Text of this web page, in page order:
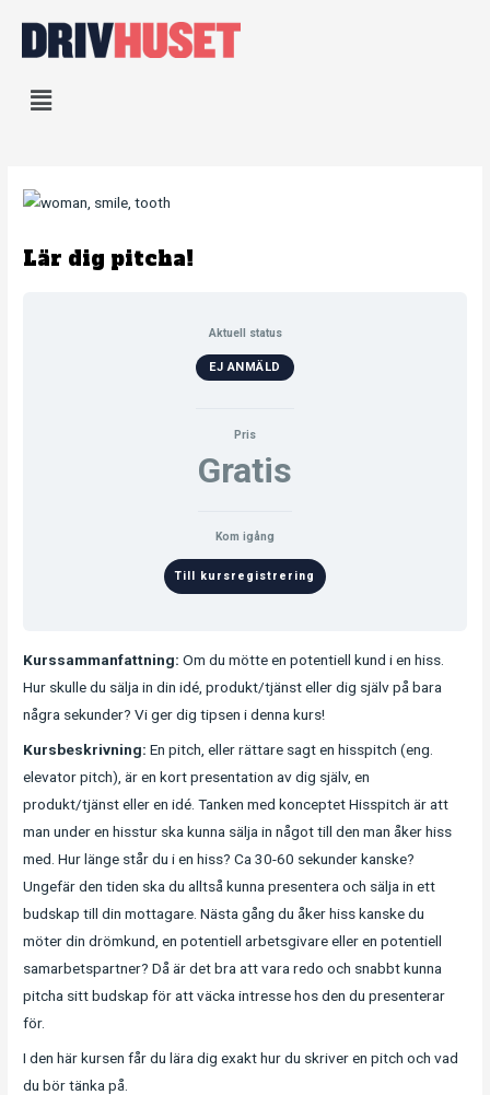
Lär dig pitcha!
Aktuell status
EJ ANMÄLD
Pris
Gratis
Kom igång
Till kursregistrering
Kurssammanfattning: Om du mötte en potentiell kund i en hiss.
Hur skulle du sälja in din idé, produkt/tjänst eller dig själv på bara
några sekunder? Vi ger dig tipsen i denna kurs!
Kursbeskrivning: En pitch, eller rättare sagt en hisspitch (eng.
elevator pitch), är en kort presentation av dig själv, en
produkt/tjänst eller en idé. Tanken med konceptet Hisspitch är att
man under en hisstur ska kunna sälja in något till den man åker hiss
med. Hur länge står du i en hiss? Ca 30-60 sekunder kanske?
Ungefär den tiden ska du alltså kunna presentera och sälja in ett
budskap till din mottagare. Nästa gång du åker hiss kanske du
möter din drömkund, en potentiell arbetsgivare eller en potentiell
samarbetspartner? Då är det bra att vara redo och snabbt kunna
pitcha sitt budskap för att väcka intresse hos den du presenterar
för.
I den här kursen får du lära dig exakt hur du skriver en pitch och vad
du bör tänka på.